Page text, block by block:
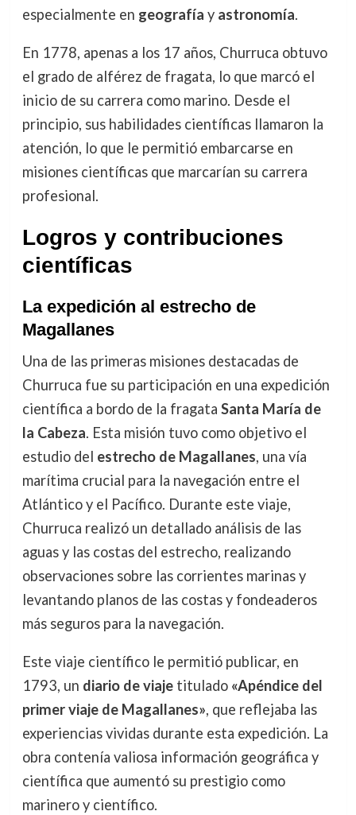
especialmente en geografía y astronomía.
En 1778, apenas a los 17 años, Churruca obtuvo
el grado de alférez de fragata, lo que marcó el
inicio de su carrera como marino. Desde el
principio, sus habilidades científicas llamaron la
atención, lo que le permitió embarcarse en
misiones científicas que marcarían su carrera
profesional.
Logros y contribuciones
científicas
La expedición al estrecho de
Magallanes
Una de las primeras misiones destacadas de
Churruca fue su participación en una expedición
científica a bordo de la fragata Santa María de
la Cabeza. Esta misión tuvo como objetivo el
estudio del estrecho de Magallanes, una vía
marítima crucial para la navegación entre el
Atlántico y el Pacífico. Durante este viaje,
Churruca realizó un detallado análisis de las
aguas y las costas del estrecho, realizando
observaciones sobre las corrientes marinas y
levantando planos de las costas y fondeaderos
más seguros para la navegación.
Este viaje científico le permitió publicar, en
1793, un diario de viajetitulado «Apéndice del
primer viaje de Magallanes», que reflejaba las
experiencias vividas durante esta expedición. La
obra contenía valiosa información geográfica y
científica que aumentó su prestigio como
marinero y científico.